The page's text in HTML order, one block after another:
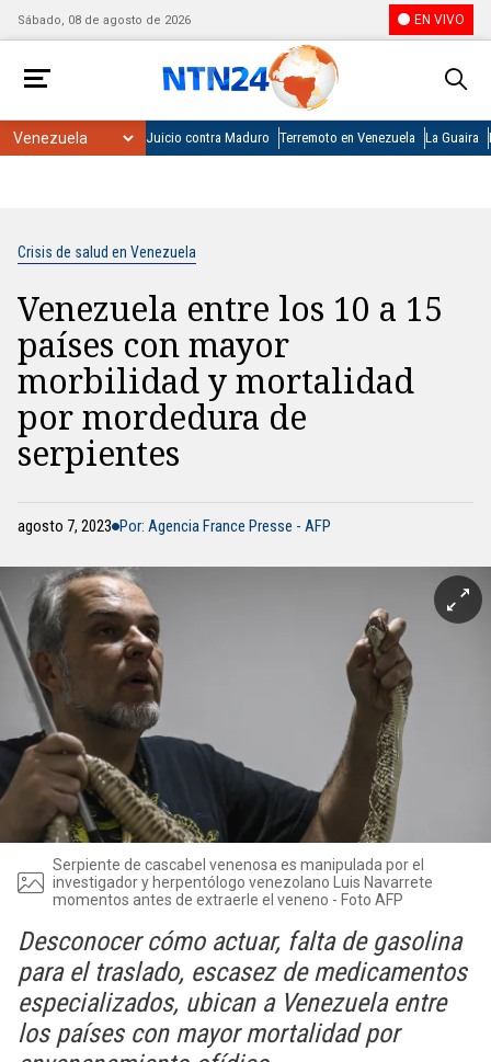
Sábado, 08 de agosto de 2026 EN VIVO
Juicio contra Maduro Terremoto en Venezuela La Guaira
Crisis de salud en Venezuela
Venezuela entre los 10 a 15
países con mayor
morbilidad y mortalidad
por mordedura de
serpientes
agosto 7, 2023 Por: Agencia France Presse - AFP
Serpiente de cascabel venenosa es manipulada por el
investigador y herpentólogo venezolano Luis Navarrete
momentos antes de extraerle el veneno - Foto AFP
Desconocer cómo actuar, falta de gasolina
para el traslado, escasez de medicamentos
especializados, ubican a Venezuela entre
los países con mayor mortalidad por